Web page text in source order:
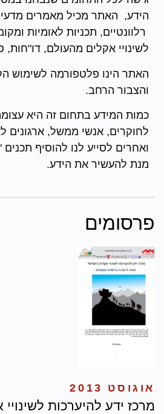
הידע, האתר מכיל מאמרים
רלוונטיים, תכניות לאומיות
לשינויי אקלים מהעולם, דו"חות,
האתר הינו פלטפורמה לשימוש
והצבור הרחב.
כמות המידע בתחום זה היא
לחוקרים, אנשי ממשל, ארגונים
ואחרים לסייע לנו להוסיף
מנת להעשיר את הידע.
פרסומים
אוגוסט 2013
מרכז ידע להיערכות